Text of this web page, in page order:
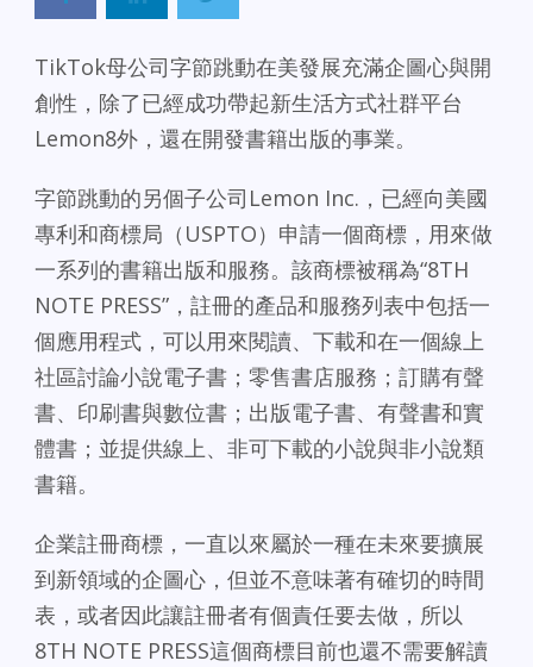
TikTok母公司字節跳動在美發展充滿企圖心與開
創性，除了已經成功帶起新生活方式社群平台
Lemon8外，還在開發書籍出版的事業。
字節跳動的另個子公司Lemon Inc.，已經向美國
專利和商標局（USPTO）申請一個商標，用來做
一系列的書籍出版和服務。該商標被稱為“8TH
NOTE PRESS”，註冊的產品和服務列表中包括一
個應用程式，可以用來閱讀、下載和在一個線上
社區討論小說電子書；零售書店服務；訂購有聲
書、印刷書與數位書；出版電子書、有聲書和實
體書；並提供線上、非可下載的小說與非小說類
書籍。
企業註冊商標，一直以來屬於一種在未來要擴展
到新領域的企圖心，但並不意味著有確切的時間
表，或者因此讓註冊者有個責任要去做，所以
8TH NOTE PRESS這個商標目前也還不需要解讀